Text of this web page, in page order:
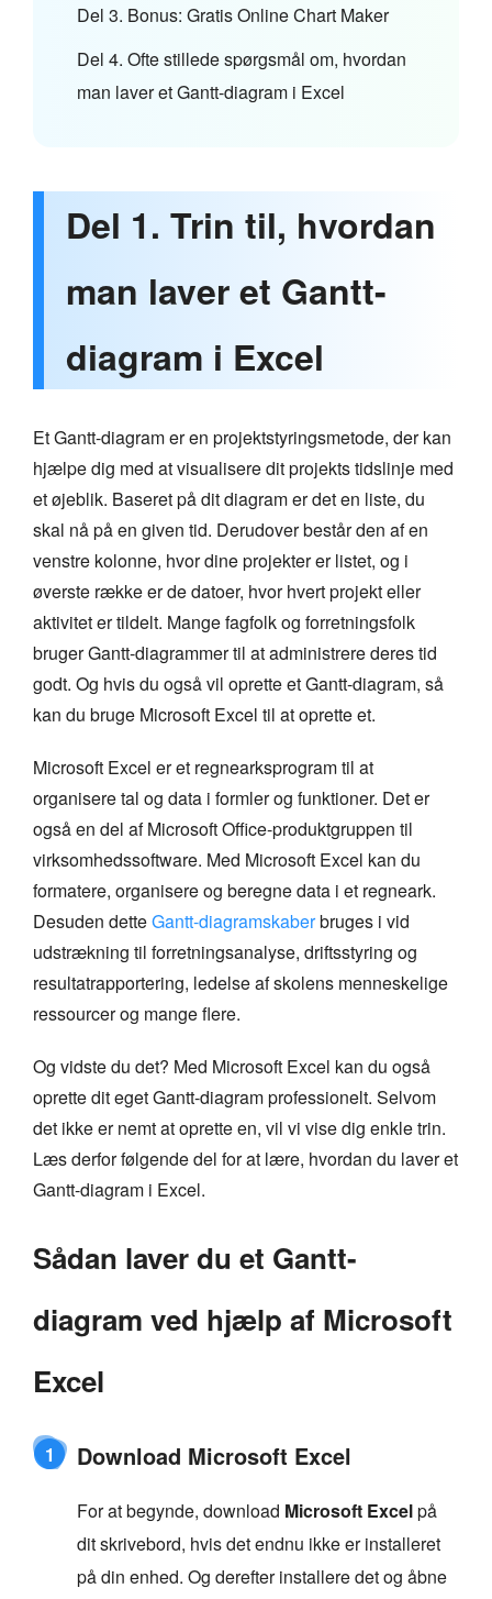
Del 3. Bonus: Gratis Online Chart Maker
Del 4. Ofte stillede spørgsmål om, hvordan
man laver et Gantt-diagram i Excel
Del 1. Trin til, hvordan
man laver et Gantt-
diagram i Excel
Et Gantt-diagram er en projektstyringsmetode, der kan
hjælpe dig med at visualisere dit projekts tidslinje med
et øjeblik. Baseret på dit diagram er det en liste, du
skal nå på en given tid. Derudover består den af en
venstre kolonne, hvor dine projekter er listet, og i
øverste række er de datoer, hvor hvert projekt eller
aktivitet er tildelt. Mange fagfolk og forretningsfolk
bruger Gantt-diagrammer til at administrere deres tid
godt. Og hvis du også vil oprette et Gantt-diagram, så
kan du bruge Microsoft Excel til at oprette et.
Microsoft Excel er et regnearksprogram til at
organisere tal og data i formler og funktioner. Det er
også en del af Microsoft Office-produktgruppen til
virksomhedssoftware. Med Microsoft Excel kan du
formatere, organisere og beregne data i et regneark.
Desuden detteGantt-diagramskaberbruges i vid
udstrækning til forretningsanalyse, driftsstyring og
resultatrapportering, ledelse af skolens menneskelige
ressourcer og mange flere.
Og vidste du det? Med Microsoft Excel kan du også
oprette dit eget Gantt-diagram professionelt. Selvom
det ikke er nemt at oprette en, vil vi vise dig enkle trin.
Læs derfor følgende del for at lære, hvordan du laver et
Gantt-diagram i Excel.
Sådan laver du et Gantt-
diagram ved hjælp af Microsoft
Excel
1 Download Microsoft Excel
For at begynde, download Microsoft Excelpå
dit skrivebord, hvis det endnu ikke er installeret
på din enhed. Og derefter installere det og åbne